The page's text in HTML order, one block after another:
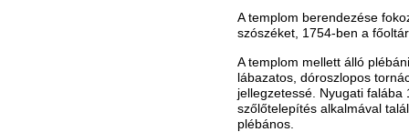
A templom berendezése
szószéket, 1754-ben a
A templom mellett álló
lábazatos, dóroszlopos
jellegzetessé. Nyugati
szőlőtelepítés alkalmával
plébános.